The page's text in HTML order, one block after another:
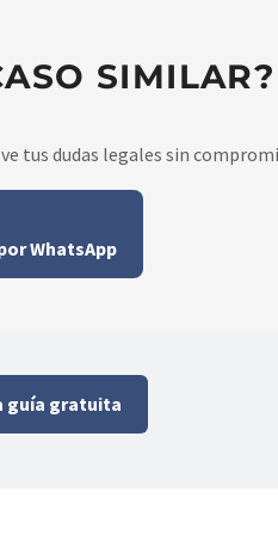
SIMILAR?
tus dudas legales sin
WhatsApp
guía gratuita